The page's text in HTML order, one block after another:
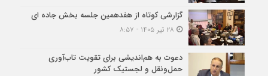
گزارشی کوتاه از هفدهمین جلسه بخش جاده ای
دعوت به هم‌اندیشی برای تقویت تاب‌آوری
حمل‌ونقل و لجستیک کشور